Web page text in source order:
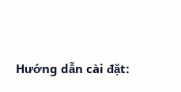
Hướng dẫn cài đặt: